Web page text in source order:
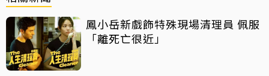
鳳小岳新戲飾特殊現場清理員 佩服
「離死亡很近」